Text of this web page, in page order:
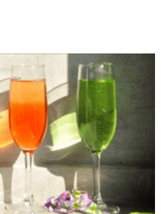
ціни та Mimoza Bar, де
ігристих вин від 45 гривень, що
льодом!